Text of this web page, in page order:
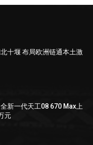
十堰 布局欧洲链通本土激
新一代天工08 670 Max上
元